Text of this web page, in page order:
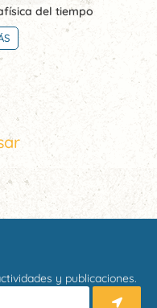
del tiempo
y publicaciones.